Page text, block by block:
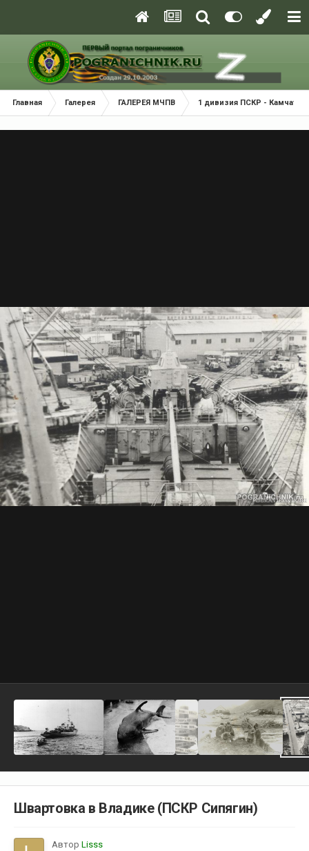
Главная Галерея ГАЛЕРЕЯ МЧПВ 1 дивизия ПСКР - Камчатка
Швартовка в Владике (ПСКР Сипягин)
Автор Lisss